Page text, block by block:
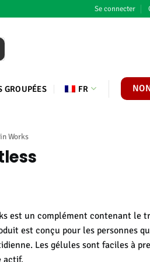
Se connecter
GROUPÉES FR
Works
est un complément contenant le
est conçu pour les personnes
Les gélules sont faciles à
actif.